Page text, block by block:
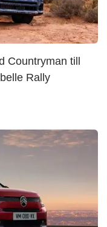
Countryman till
Rally